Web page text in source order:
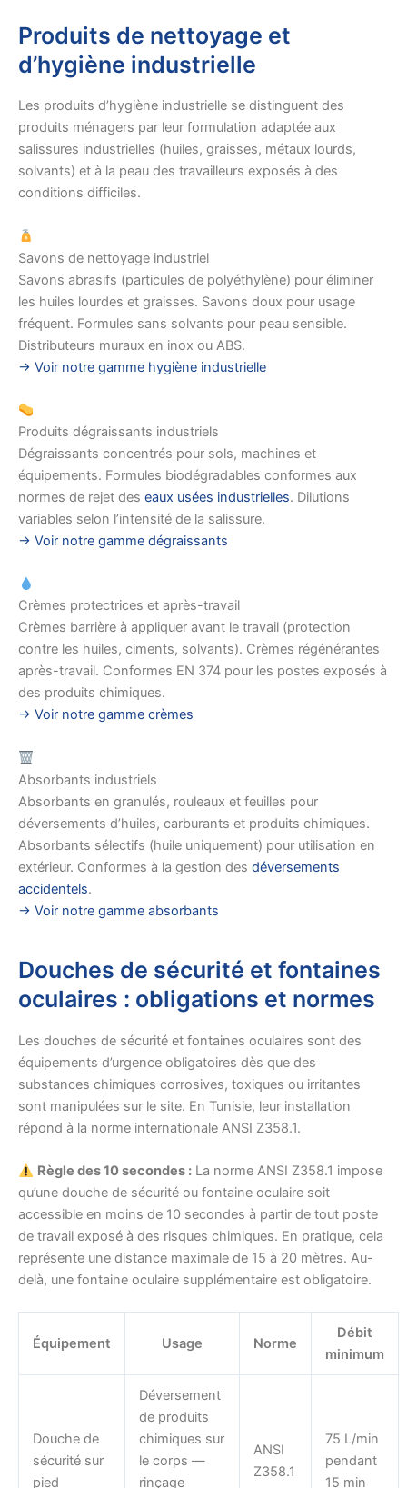
Produits de nettoyage et
d’hygiène industrielle
Les produits d’hygiène industrielle se distinguent des
produits ménagers par leur formulation adaptée aux
salissures industrielles (huiles, graisses, métaux lourds,
solvants) et à la peau des travailleurs exposés à des
conditions difficiles.
Savons de nettoyage industriel
Savons abrasifs (particules de polyéthylène) pour éliminer
les huiles lourdes et graisses. Savons doux pour usage
fréquent. Formules sans solvants pour peau sensible.
Distributeurs muraux en inox ou ABS.
→ Voir notre gamme hygiène industrielle
Produits dégraissants industriels
Dégraissants concentrés pour sols, machines et
équipements. Formules biodégradables conformes aux
normes de rejet des eaux usées industrielles. Dilutions
variables selon l’intensité de la salissure.
→ Voir notre gamme dégraissants
Crèmes protectrices et après-travail
Crèmes barrière à appliquer avant le travail (protection
contre les huiles, ciments, solvants). Crèmes régénérantes
après-travail. Conformes EN 374 pour les postes exposés à
des produits chimiques.
→ Voir notre gamme crèmes
Absorbants industriels
Absorbants en granulés, rouleaux et feuilles pour
déversements d’huiles, carburants et produits chimiques.
Absorbants sélectifs (huile uniquement) pour utilisation en
extérieur. Conformes à la gestion des déversements
accidentels.
→ Voir notre gamme absorbants
Douches de sécurité et fontaines
oculaires : obligations et normes
Les douches de sécurité et fontaines oculaires sont des
équipements d’urgence obligatoires dès que des
substances chimiques corrosives, toxiques ou irritantes
sont manipulées sur le site. En Tunisie, leur installation
répond à la norme internationale ANSI Z358.1.
Règle des 10 secondes :La norme ANSI Z358.1 impose
qu’une douche de sécurité ou fontaine oculaire soit
accessible en moins de 10 secondes à partir de tout poste
de travail exposé à des risques chimiques. En pratique, cela
représente une distance maximale de 15 à 20 mètres. Au-
delà, une fontaine oculaire supplémentaire est obligatoire.
Équipement Usage Norme
Débit
minimum
Douche de
sécurité sur
pied
Déversement
de produits
chimiques sur
le corps —
rinçage
ANSI
Z358.1
75 L/min
pendant
15 min